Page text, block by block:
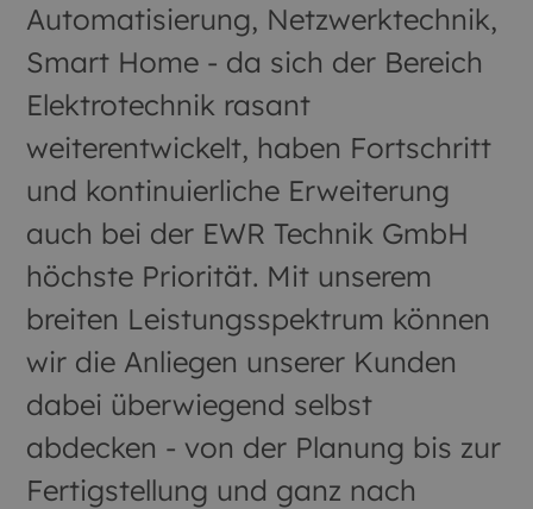
Automatisierung, Netzwerktechnik,
Smart Home - da sich der Bereich
Elektrotechnik rasant
weiterentwickelt, haben Fortschritt
und kontinuierliche Erweiterung
auch bei der EWR Technik GmbH
höchste Priorität. Mit unserem
breiten Leistungsspektrum können
wir die Anliegen unserer Kunden
dabei überwiegend selbst
abdecken - von der Planung bis zur
Fertigstellung und ganz nach